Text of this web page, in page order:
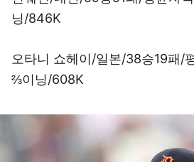
닝/846K
오타니 쇼헤이/일본/38승19패/
⅔이닝/608K